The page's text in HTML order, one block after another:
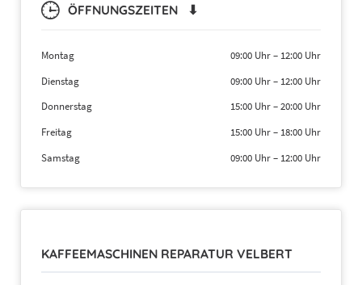
ÖFFNUNGSZEITEN ⬇
Montag 09:00 Uhr– 12:00 Uhr
Dienstag
09:00 Uhr– 12:00 Uhr
Donnerstag
15:00 Uhr–20:00 Uhr
Freitag
15:00 Uhr– 18:00 Uhr
Samstag
09:00 Uhr– 12:00 Uhr
KAFFEEMASCHINEN REPARATUR VELBERT